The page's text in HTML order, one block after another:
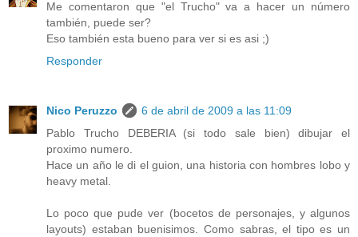
Me comentaron que "el Trucho" va a hacer un número
también, puede ser?
Eso también esta bueno para ver si es asi ;)
Responder
Nico Peruzzo
6 de abril de 2009 a las 11:09
Pablo Trucho DEBERIA (si todo sale bien) dibujar el
proximo numero.
Hace un año le di el guion, una historia con hombres lobo y
heavy metal.
Lo poco que pude ver (bocetos de personajes, y algunos
layouts) estaban buenisimos. Como sabras, el tipo es un